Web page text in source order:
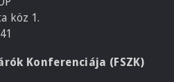
köz 1.
Konferenciája (FSZK)